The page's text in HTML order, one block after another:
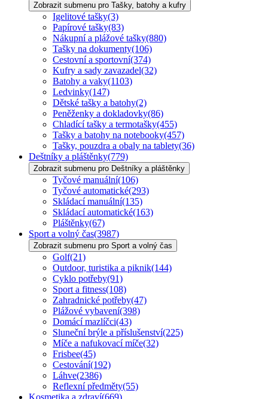
Zobrazit submenu pro Tašky, batohy a kufry
Igelitové tašky(3)
Papírové tašky(83)
Nákupní a plážové tašky(880)
Tašky na dokumenty(106)
Cestovní a sportovní(374)
Kufry a sady zavazadel(32)
Batohy a vaky(1103)
Ledvinky(147)
Dětské tašky a batohy(2)
Peněženky a dokladovky(86)
Chladící tašky a termotašky(455)
Tašky a batohy na notebooky(457)
Tašky, pouzdra a obaly na tablety(36)
Deštníky a pláštěnky(779)
Zobrazit submenu pro Deštníky a pláštěnky
Tyčové manuální(106)
Tyčové automatické(293)
Skládací manuální(135)
Skládací automatické(163)
Pláštěnky(67)
Sport a volný čas(3987)
Zobrazit submenu pro Sport a volný čas
Golf(21)
Outdoor, turistika a piknik(144)
Cyklo potřeby(91)
Sport a fitness(108)
Zahradnické potřeby(47)
Plážové vybavení(398)
Domácí mazlíčci(43)
Sluneční brýle a příslušenství(225)
Míče a nafukovací míče(32)
Frisbee(45)
Cestování(192)
Láhve(2386)
Reflexní předměty(55)
Kosmetika a zdraví(669)